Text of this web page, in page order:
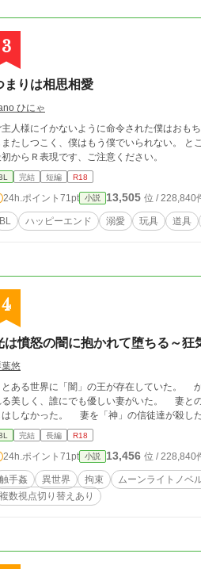
3
まりは相思相愛
ひにゃ
人様にイかないように命令された僕はおも
つこく、僕はもう僕でいられない。 とことん甘やかしたいご主人様は目的達成のために僕を追い詰めるだけの短い話です。
からＲ表現です、ご注意ください。
完結 短編 R18
24h.ポイント 71pt 小説 13,505 位 / 228,840
BL ハッピーエンド 溺愛 玩具 道具
4
は憤怒の闇に抱かれて堕ちる～狂
悠
ある世界に「闇」の王が存在していた。
美しく、誰にでも優しい妻がいた。 妻との間には妻によく似た
はしなかった。 妻を「神」の信徒達が殺
完結 長編 R18
24h.ポイント 71pt 小説 13,456 位 / 228,840
触手姦 異世界 拘束 ムーンライトノベ
複数視点切り替えあり